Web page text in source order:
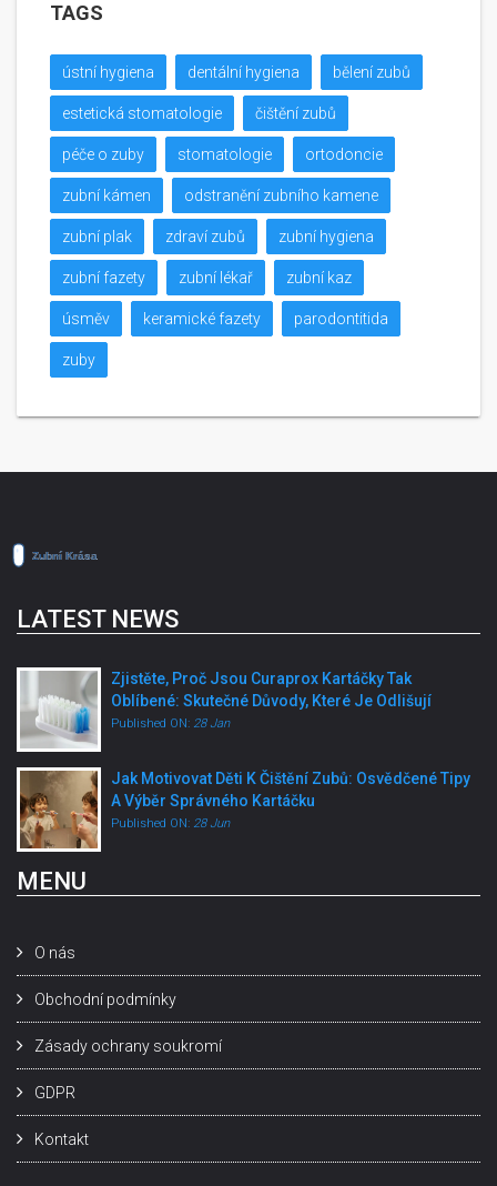
TAGS
ústní hygiena dentální hygiena bělení zubů
estetická stomatologie čištění zubů
péče o zuby stomatologie ortodoncie
zubní kámen odstranění zubního kamene
zubní plak zdraví zubů zubní hygiena
zubní fazety zubní lékař zubní kaz
úsměv keramické fazety parodontitida
zuby
LATEST NEWS
Zjistěte, Proč Jsou Curaprox Kartáčky Tak
Oblíbené: Skutečné Důvody, Které Je Odlišují
Published ON: 28 Jan
Jak Motivovat Děti K Čištění Zubů: Osvědčené Tipy
A Výběr Správného Kartáčku
Published ON: 28 Jun
MENU
O nás
Obchodní podmínky
Zásady ochrany soukromí
GDPR
Kontakt